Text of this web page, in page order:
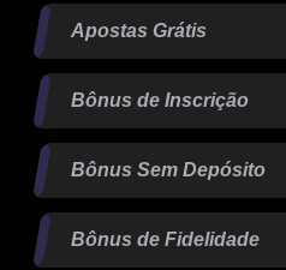
Apostas Grátis
Bônus de Inscrição
Bônus Sem Depósito
Bônus de Fidelidade